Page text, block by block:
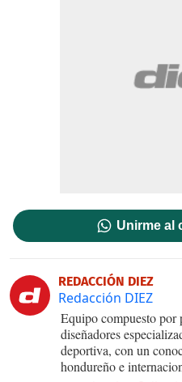
Unirme al
REDACCIÓN DIEZ
Redacción DIEZ
Equipo compuesto por
diseñadores
deportiva, con un
hondureño e